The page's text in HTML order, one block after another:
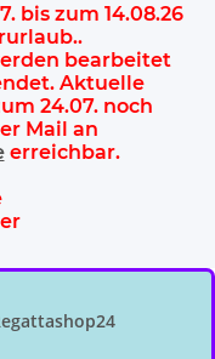
bis zum 14.08.26
.
bearbeitet
. Aktuelle
24.07.noch
Mail an
erreichbar.